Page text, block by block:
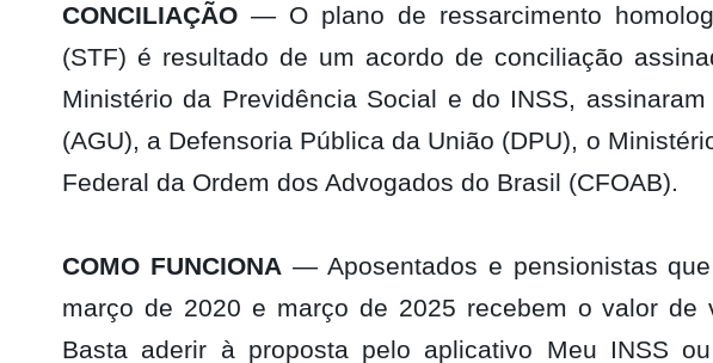
CONCILIAÇÃO — O plano de ressarcimento
(STF) é resultado de um acordo de conciliação
Ministério da Previdência Social e do INSS,
(AGU), a Defensoria Pública da União (DPU), o
Federal da Ordem dos Advogados do Brasil (CFOAB).
COMO FUNCIONA— Aposentados e pensionistas
março de 2020 e março de 2025 recebem o valor de
Basta aderir à proposta pelo aplicativo Meu INSS